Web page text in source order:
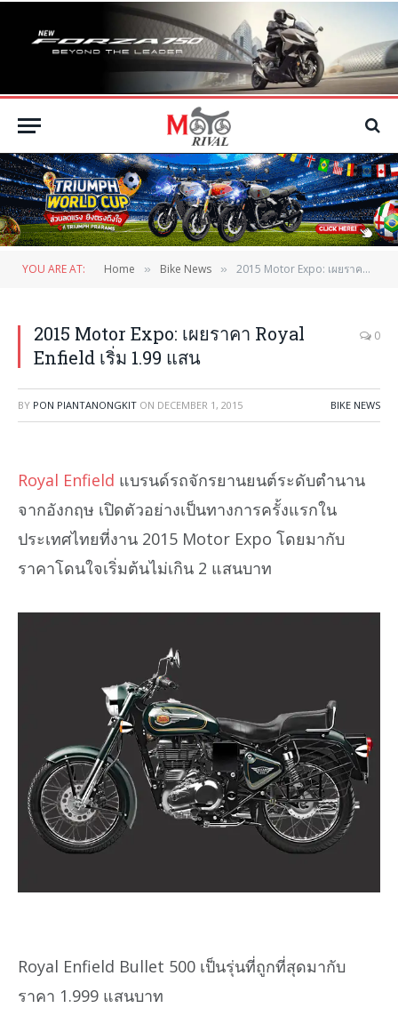
YOU ARE AT: Home » Bike News » 2015 Motor Expo: เผยราคา Royal Enfield เริ่ม 1.99 แสน
2015 Motor Expo: เผยราคา Royal
Enfield เริ่ม 1.99 แสน
0
BY PON PIANTANONGKIT ON DECEMBER 1, 2015 BIKE NEWS
Royal Enfield แบรนด์รถจักรยานยนต์ระดับตำนาน
จากอังกฤษ เปิดตัวอย่างเป็นทางการครั้งแรกใน
ประเทศไทยที่งาน 2015 Motor Expo โดยมากับ
ราคาโดนใจเริ่มต้นไม่เกิน 2 แสนบาท
Royal Enfield Bullet 500 เป็นรุ่นที่ถูกที่สุดมากับ
ราคา 1.999 แสนบาท